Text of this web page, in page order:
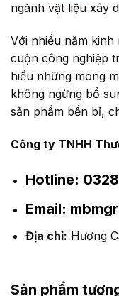
ngành vật liệu xây
Với nhiều năm
cuộn công nghiệp
hiểu những mong
không ngừng bổ
sản phẩm bền bỉ,
Công ty TNHH
Hotline:
Email:
Địa chỉ: Hương
Sản phẩm